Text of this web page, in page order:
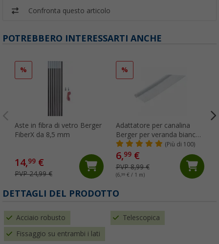
Confronta questo articolo
POTREBBERO INTERESSARTI ANCHE
%
Aste in fibra di vetro Berger
FiberX da 8,5 mm
14,99 €
PVP 24,99 €
%
Adattatore per canalina
Berger per veranda bianco
Ø 6 mm (al metro)(Più di 100)
6,99€
PVP 8,99 €
(6,99€ / 1 m)
DETTAGLI DEL PRODOTTO
Acciaio robusto Telescopica
Fissaggio su entrambi i lati